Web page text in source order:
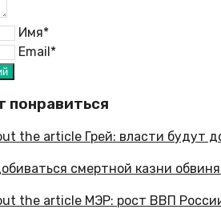
Имя*
Email*
смертной казни